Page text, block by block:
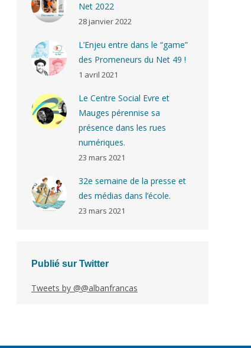
Net 2022
28 janvier 2022
L’Enjeu entre dans le “game”
des Promeneurs du Net 49 !
1 avril 2021
Le Centre Social Evre et
Mauges pérennise sa
présence dans les rues
numériques.
23 mars 2021
32e semaine de la presse et
des médias dans l’école.
23 mars 2021
Publié sur Twitter
Tweets by @@albanfrancas